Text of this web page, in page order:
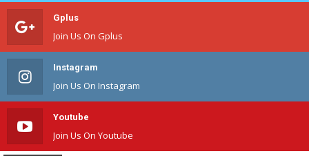
Gplus
Join Us On Gplus
Instagram
Join Us On Instagram
Youtube
Join Us On Youtube